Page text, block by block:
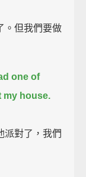
。但我們要做
one of
my house.
派對了，我們